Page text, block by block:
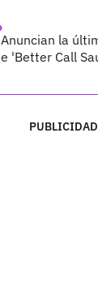
Anuncian la
'Better Call
PUBLICIDAD